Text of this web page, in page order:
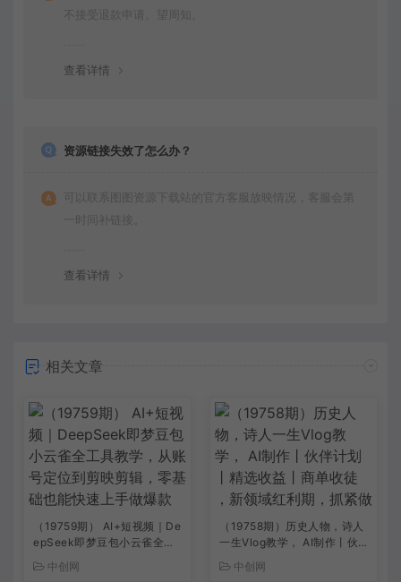
不接受退款申请。望周知。
查看详情
资源链接失效了怎么办？
可以联系图图资源下载站的官方客服放映情况，客服会第
一时间补链接。
查看详情
相关文章
（19759期） AI+短视频｜De
epSeek即梦豆包小云雀全工
具教学，从账号定位到剪映剪
辑，零基础也能快速上手做爆
中创网
（19758期）历史人物，诗人
一生Vlog教学， AI制作丨伙
伴计划丨精选收益丨商单收徒
，新领域红利期，抓紧做
中创网